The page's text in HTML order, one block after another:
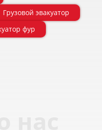
Грузовой эвакуатор
фур